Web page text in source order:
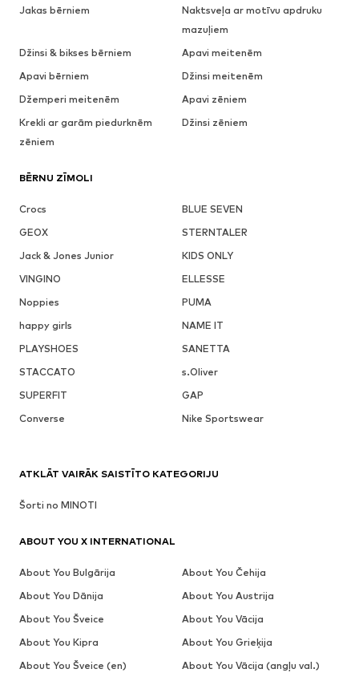
Jakas bērniem
Naktsveļa ar motīvu apdruku
mazuļiem
Džinsi & bikses bērniem
Apavi meitenēm
Apavi bērniem
Džinsi meitenēm
Džemperi meitenēm
Apavi zēniem
Krekli ar garām piedurknēm
zēniem
Džinsi zēniem
BĒRNU ZĪMOLI
Crocs
BLUE SEVEN
GEOX
STERNTALER
Jack & Jones Junior
KIDS ONLY
VINGINO
ELLESSE
Noppies
PUMA
happy girls
NAME IT
PLAYSHOES
SANETTA
STACCATO
s.Oliver
SUPERFIT
GAP
Converse
Nike Sportswear
ATKLĀT VAIRĀK SAISTĪTO KATEGORIJU
Šorti no MINOTI
ABOUT YOU X INTERNATIONAL
About You Bulgārija
About You Čehija
About You Dānija
About You Austrija
About You Šveice
About You Vācija
About You Kipra
About You Grieķija
About You Šveice (en)
About You Vācija (angļu val.)